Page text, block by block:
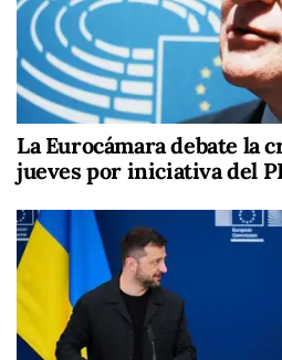
La Eurocámara debate la
jueves por iniciativa del